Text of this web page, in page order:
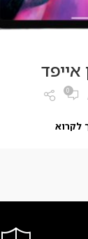
אייפד
0
לקרוא